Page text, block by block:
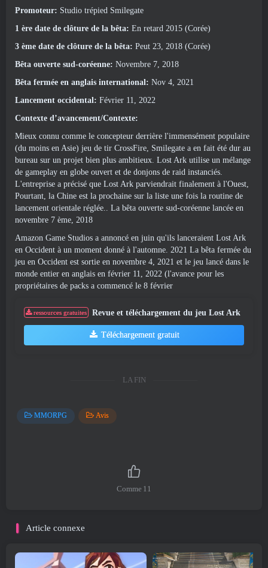
Promoteur: Studio trépied Smilegate
1 ère date de clôture de la bêta: En retard 2015 (Corée)
3 ème date de clôture de la bêta: Peut 23, 2018 (Corée)
Bêta ouverte sud-coréenne: Novembre 7, 2018
Bêta fermée en anglais international: Nov 4, 2021
Lancement occidental: Février 11, 2022
Contexte d’avancement/Contexte:
Mieux connu comme le concepteur derrière l'immensément populaire
(du moins en Asie) jeu de tir CrossFire, Smilegate a en fait été dur au
bureau sur un projet bien plus ambitieux. Lost Ark utilise un mélange
de gameplay en globe ouvert et de donjons de raid instanciés.
L'entreprise a précisé que Lost Ark parviendrait finalement à l'Ouest,
Pourtant, la Chine est la prochaine sur la liste une fois la routine de
lancement orientale réglée.. La bêta ouverte sud-coréenne lancée en
novembre 7 ème, 2018
Amazon Game Studios a annoncé en juin qu'ils lanceraient Lost Ark
en Occident à un moment donné à l'automne. 2021 La bêta fermée du
jeu en Occident est sortie en novembre 4, 2021 et le jeu lancé dans le
monde entier en anglais en février 11, 2022 (l'avance pour les
propriétaires de packs a commencé le 8 février
ressources gratuites Revue et téléchargement du jeu Lost Ark
Téléchargement gratuit
LA FIN
MMORPG Avis
Comme 11
Article connexe